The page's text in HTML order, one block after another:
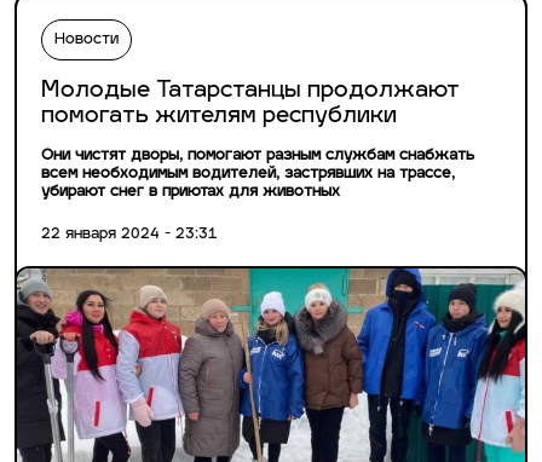
Новости
Молодые Татарстанцы продолжают
помогать жителям республики
Они чистят дворы, помогают разным службам снабжать
всем необходимым водителей, застрявших на трассе,
убирают снег в приютах для животных
22 января 2024 - 23:31